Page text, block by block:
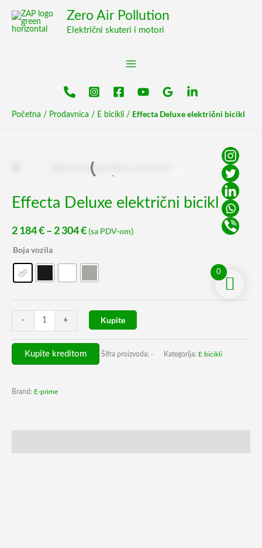
Zero Air Pollution
Električni skuteri i motori
Početna / Prodavnica / E bicikli / Effecta Deluxe električni bicikl
Effecta Deluxe električni bicikl
2 184€– 2 304€
Raspon
od
2
do
2
(sa PDV-om)
Boja vozila
-
električni
quantity
+ Kupite
Kupite kreditom Šifra proizvoda: - Kategorija: E bicikli
Brand: E-prime
0